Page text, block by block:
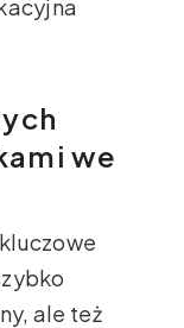
we
ale też